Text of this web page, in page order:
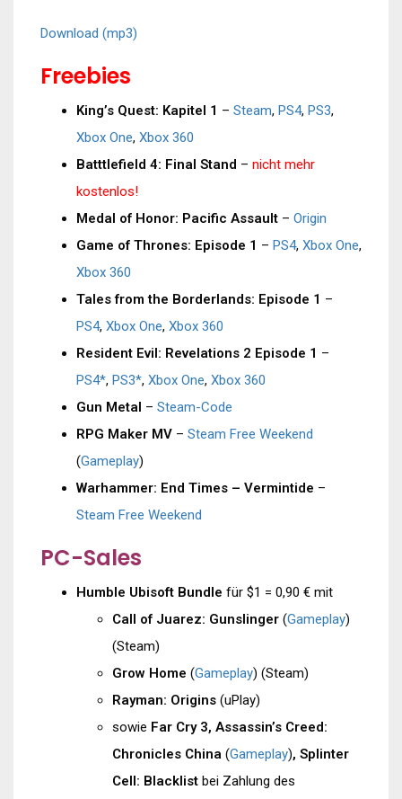
Download (mp3)
Freebies
King’s Quest: Kapitel 1 – Steam, PS4, PS3,
Xbox One, Xbox 360
Batttlefield 4: Final Stand – nicht mehr
kostenlos!
Medal of Honor: Pacific Assault – Origin
Game of Thrones: Episode 1 – PS4, Xbox One,
Xbox 360
Tales from the Borderlands: Episode 1 –
PS4, Xbox One, Xbox 360
Resident Evil: Revelations 2 Episode 1 –
PS4*, PS3*, Xbox One, Xbox 360
Gun Metal – Steam-Code
RPG Maker MV – Steam Free Weekend
(Gameplay)
Warhammer: End Times – Vermintide –
Steam Free Weekend
PC-Sales
Humble Ubisoft Bundle für $1 = 0,90 € mit
Call of Juarez: Gunslinger (Gameplay)
(Steam)
Grow Home (Gameplay) (Steam)
Rayman: Origins (uPlay)
sowie Far Cry 3, Assassin’s Creed:
Chronicles China (Gameplay), Splinter
Cell: Blacklist bei Zahlung des